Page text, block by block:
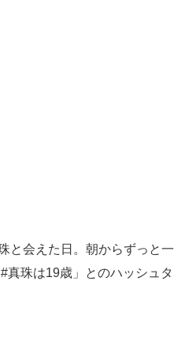
と会えた日。朝からずっと一
真珠は19歳」とのハッシュタ